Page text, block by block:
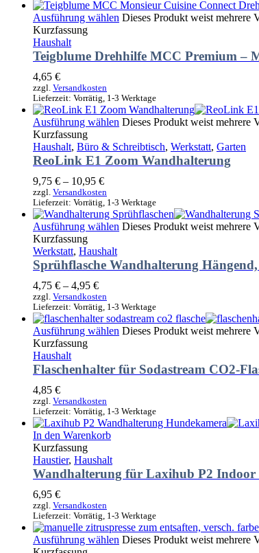
Ausführung wählen Dieses Produkt weist mehrere
Kurzfassung
Haushalt
Teigblume Drehhilfe MCC Premium –
4,65 €
zzgl. Versandkosten
Lieferzeit: Vorrätig, 1-3 Werktage
Ausführung wählen Dieses Produkt weist mehrere
Kurzfassung
Haushalt, Büro & Schreibtisch, Werkstatt, Garten
ReoLink E1 Zoom Wandhalterung
9,75 € – 10,95 €
zzgl. Versandkosten
Lieferzeit: Vorrätig, 1-3 Werktage
Ausführung wählen Dieses Produkt weist mehrere
Kurzfassung
Werkstatt, Haushalt
Sprühflasche Wandhalterung Hängend,
4,75 € – 4,95 €
zzgl. Versandkosten
Lieferzeit: Vorrätig, 1-3 Werktage
Ausführung wählen Dieses Produkt weist mehrere
Kurzfassung
Haushalt
Flaschenhalter für Sodastream CO2-
4,85 €
zzgl. Versandkosten
Lieferzeit: Vorrätig, 1-3 Werktage
In den Warenkorb
Kurzfassung
Haustier, Haushalt
Wandhalterung für Laxihub P2
6,95 €
zzgl. Versandkosten
Lieferzeit: Vorrätig, 1-3 Werktage
Ausführung wählen Dieses Produkt weist mehrere